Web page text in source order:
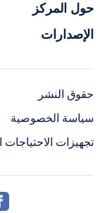
حول المركز
الإصدارات
حقوق النشر
سياسة الخصوصية
تجهيزات الاحتياجات